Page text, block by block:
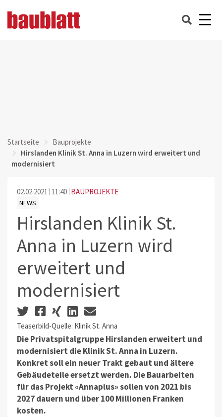
Startseite
Bauprojekte
Hirslanden Klinik St. Anna in Luzern wird erweitert und
modernisiert
02.02.2021 11:40 BAUPROJEKTE
NEWS
Hirslanden Klinik St.
Anna in Luzern wird
erweitert und
modernisiert
Teaserbild-Quelle: Klinik St. Anna
Die Privatspitalgruppe Hirslanden erweitert und
modernisiert die Klinik St. Anna in Luzern.
Konkret soll ein neuer Trakt gebaut und ältere
Gebäudeteile ersetzt werden. Die Bauarbeiten
für das Projekt «Annaplus» sollen von 2021 bis
2027 dauern und über 100 Millionen Franken
kosten.